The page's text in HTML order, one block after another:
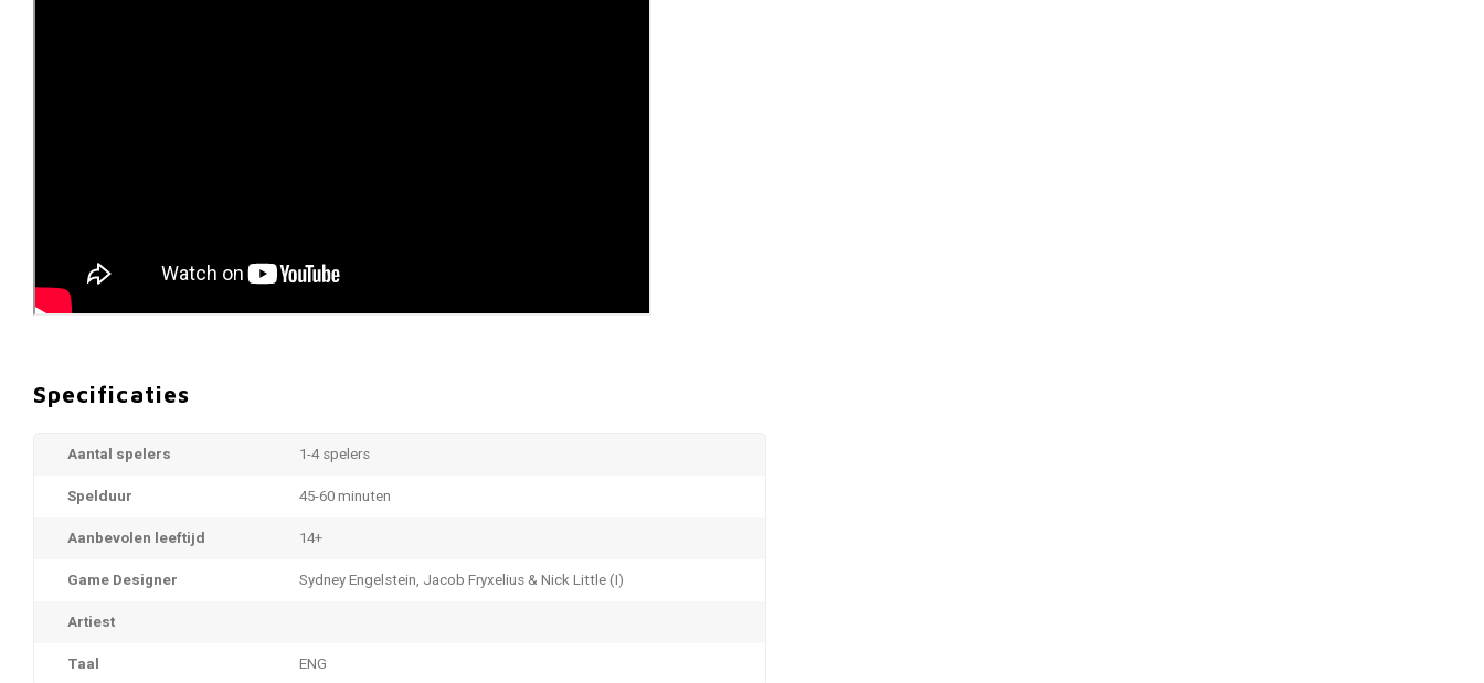
Specificaties
Aantal spelers
1-4 spelers
Spelduur
45-60 minuten
Aanbevolen leeftijd
14+
Game Designer
Sydney Engelstein, Jacob Fryxelius & Nick Little (I)
Artiest
Taal
ENG